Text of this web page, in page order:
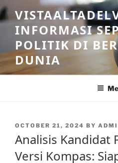
Skip
to
contentINFORMASI
POLITIK DI
DUNIA
POSTED
OCTOBER 21, 2024 BY
Analisis Kandidat
Versi Kompas: